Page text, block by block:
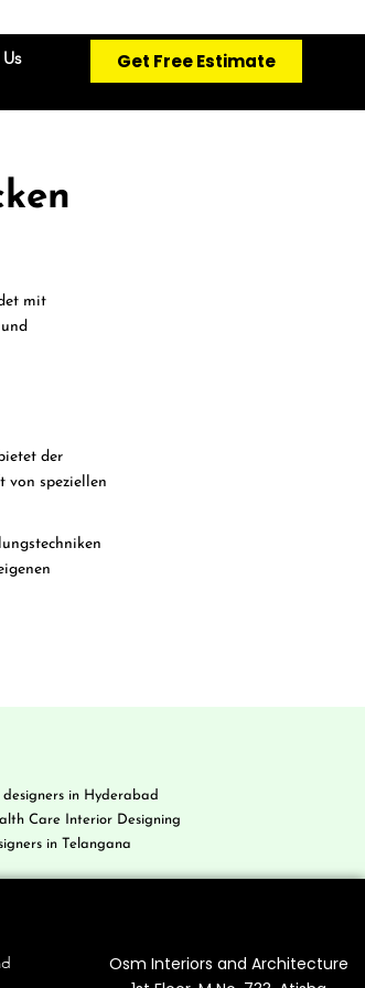
Get Free Estimate
mit
der
von speziellen
in Hyderabad
Care Interior Designing
in Telangana
Osm Interiors and Architecture